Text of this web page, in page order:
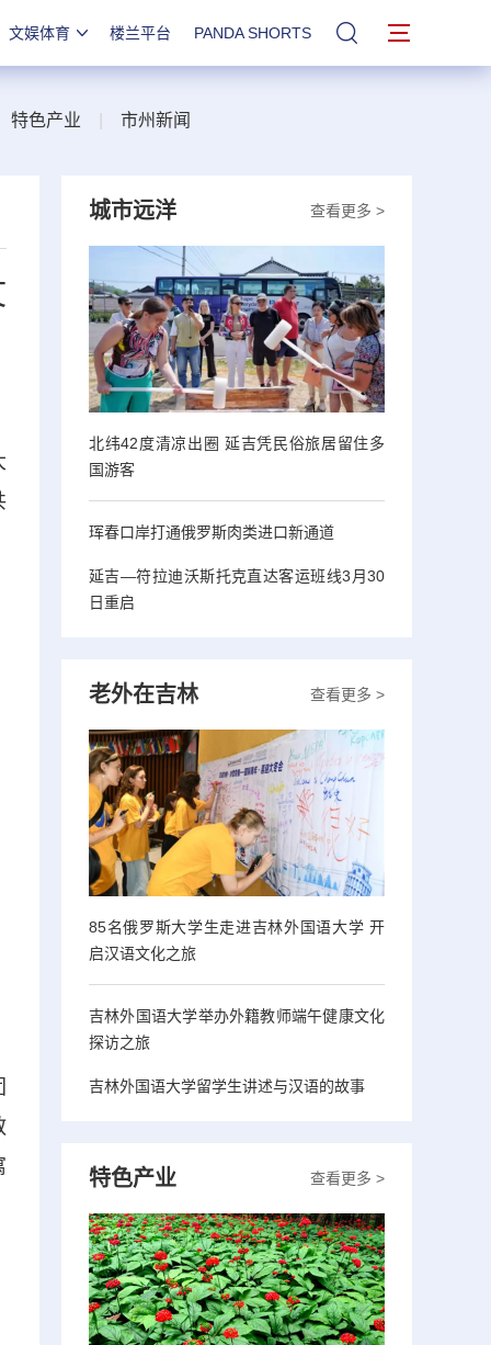
文娱体育 楼兰平台 PANDA SHORTS 站内搜索
特色产业 市州新闻
查看更多 >
城市远洋
北纬42度清凉出圈 延吉凭民俗旅居留住多
国游客
珲春口岸打通俄罗斯肉类进口新通道
延吉—符拉迪沃斯托克直达客运班线3月30
日重启
查看更多 >
老外在吉林
85名俄罗斯大学生走进吉林外国语大学 开
启汉语文化之旅
吉林外国语大学举办外籍教师端午健康文化
探访之旅
吉林外国语大学留学生讲述与汉语的故事
查看更多 >
特色产业